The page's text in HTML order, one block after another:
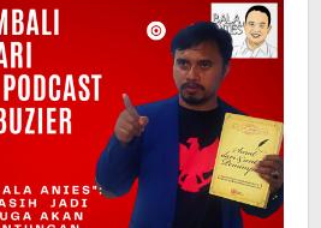
Akan
Diuntungkan
Formula
E